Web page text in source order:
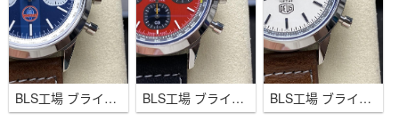
BLS工場 ブライトリング トップタイム B01 シェルビー コブラ 42ｍｍ ブルー B01ムーブメント BLS工場 ブライトリング トップタイム B01 フォード サンダーバード 42ｍｍ レッド B01ムーブメント BLS工場 ブライトリング トップタイム デウス リミテッドエディション 42ｍｍ ホワイト B01ムーブメント